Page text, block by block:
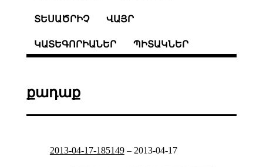
ՏԵՍԱԾՐԻՉ ՎԱՅՐ
ԿԱՏԵԳՈՐԻԱՆԵՐ ՊԻՏԱԿՆԵՐ
քադաք
2013-04-17-185149– 2013-04-17